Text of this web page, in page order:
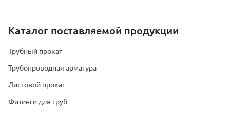
Каталог поставляемой продукции
Трубный прокат
Трубопроводная арматура
Листовой прокат
Фитинги для труб